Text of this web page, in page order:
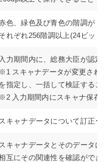
色、緑色及び青色の階調が
れぞれ256階調以上(24ビッ
入力期間内に、総務大臣が認
※1 スキャナデータが変更され
を指定し、一括して検証する
※2 入力期間内にスキャナ保存
スキャナデータについて訂正･
スキャナデータとそのデータ
互にその関連性を確認ができ